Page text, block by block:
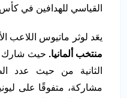
القياسي للهدافين في كأس
يعَد لوثر ماتيوس اللاعب
منتخب ألمانيا.
مشاركة، متفوقًا على